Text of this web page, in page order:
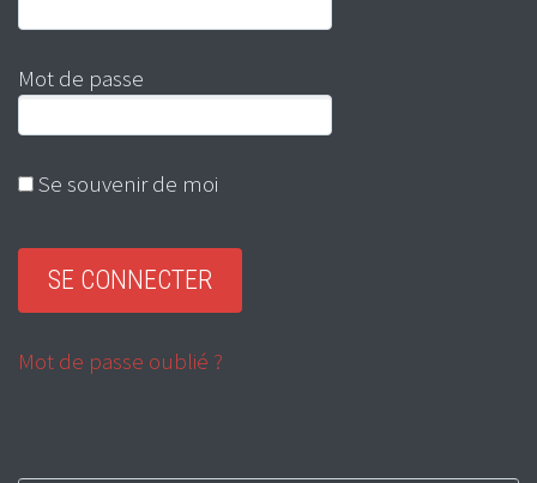
Mot de passe
Se souvenir de moi
Mot de passe oublié ?